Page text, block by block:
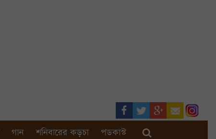
গান শনিবারের কড়চা পডকাস্ট